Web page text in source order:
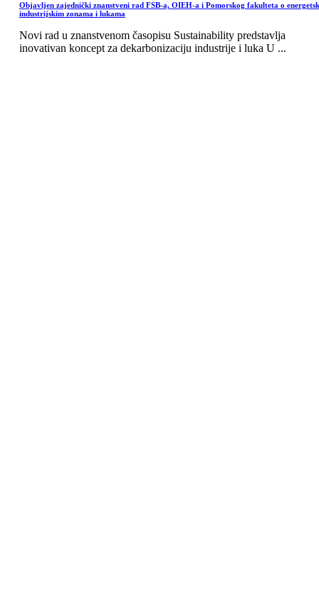
Objavljen zajednički znanstveni rad FSB-a, OIEH-a i Pomorskog fakulteta o
industrijskim zonama i lukama
Novi rad u znanstvenom časopisu Sustainability predstavlja
inovativan koncept za dekarbonizaciju industrije i luka U ...